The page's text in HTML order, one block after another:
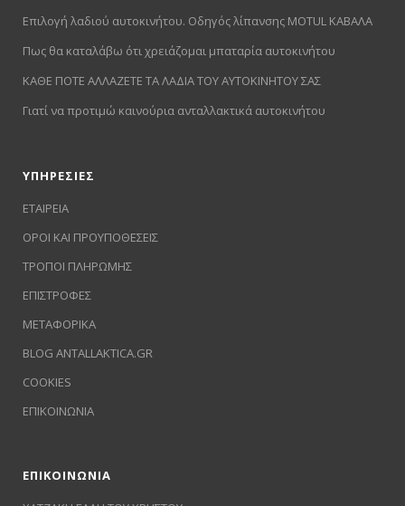
Επιλογή λαδιού αυτοκινήτου. Οδηγός λίπανσης MOTUL ΚΑΒΑΛΑ
Πως θα καταλάβω ότι χρειάζομαι μπαταρία αυτοκινήτου
ΚΑΘΕ ΠΟΤΕ ΑΛΛΑΖΕΤΕ ΤΑ ΛΑΔΙΑ ΤΟΥ ΑΥΤΟΚΙΝΗΤΟΥ ΣΑΣ
Γιατί να προτιμώ καινούρια ανταλλακτικά αυτοκινήτου
ΥΠΗΡΕΣΙΕΣ
ΕΤΑΙΡΕΙΑ
ΟΡΟΙ ΚΑΙ ΠΡΟΥΠΟΘΕΣΕΙΣ
ΤΡΟΠΟΙ ΠΛΗΡΩΜΗΣ
ΕΠΙΣΤΡΟΦΕΣ
ΜΕΤΑΦΟΡΙΚΑ
BLOG ANTALLAKTICA.GR
COOKIES
ΕΠΙΚΟΙΝΩΝΙΑ
ΕΠΙΚΟΙΝΩΝΙΑ